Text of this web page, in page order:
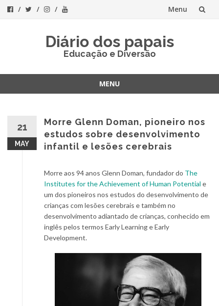
Menu
Diário dos papais
Educação e Diversão
MENU
21
MAY
Morre Glenn Doman, pioneiro nos
estudos sobre desenvolvimento
infantil e lesões cerebrais
Morre aos 94 anos Glenn Doman, fundador do The
Institutes for the Achievement of Human Potential e
um dos pioneiros nos estudos do desenvolvimento de
crianças com lesões cerebrais e também no
desenvolvimento adiantado de crianças, conhecido em
inglês pelos termos Early Learning e Early
Development.